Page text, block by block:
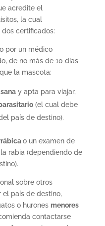
acredite el
la cual
certificados:
por un médico
de no más de 10 días
la mascota:
y apta para viajar,
(el cual debe
país de destino).
o un examen de
rabia (dependiendo de
sobre otros
país de destino,
o hurones menores
contactarse